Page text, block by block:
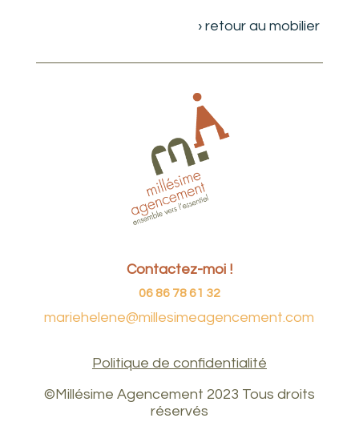
› retour au mobilier
Contactez-moi !
06 86 78 61 32
mariehelene@millesimeagencement.com
Politique de confidentialité
©Millésime Agencement 2023 Tous droits
réservés